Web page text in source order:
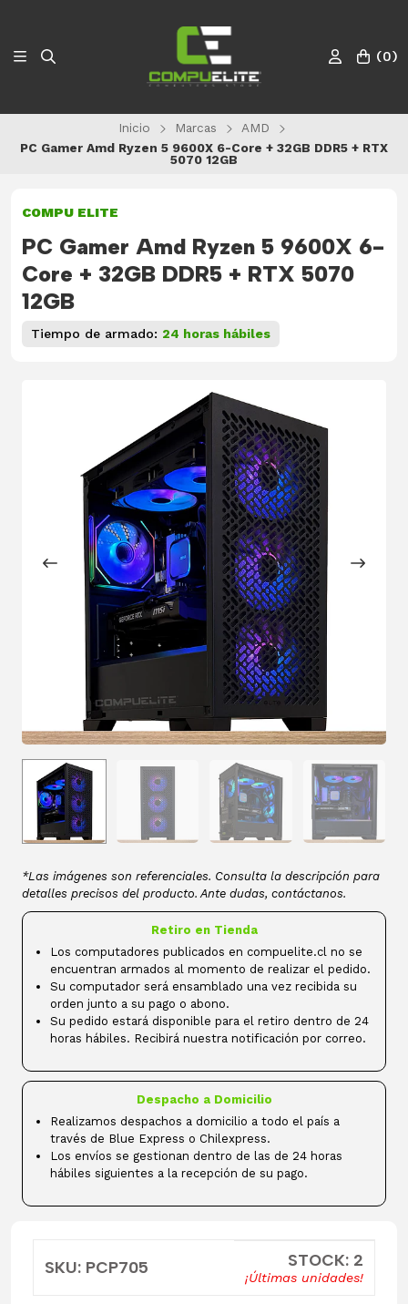
(0)
Inicio Marcas
AMD
PC Gamer Amd Ryzen 5 9600X 6-Core + 32GB DDR5 + RTX
5070 12GB
COMPU ELITE
PC Gamer Amd Ryzen 5 9600X 6-
Core + 32GB DDR5 + RTX 5070
12GB
Tiempo de armado: 24 horas hábiles
*Las imágenes son referenciales. Consulta la descripción para
detalles precisos del producto. Ante dudas, contáctanos.
Retiro en Tienda
Los computadores publicados en compuelite.cl no se
encuentran armados al momento de realizar el pedido.
Su computador será ensamblado una vez recibida su
orden junto a su pago o abono.
Su pedido estará disponible para el retiro dentro de 24
horas hábiles. Recibirá nuestra notificación por correo.
Despacho a Domicilio
Realizamos despachos a domicilio a todo el país a
través de Blue Express o Chilexpress.
Los envíos se gestionan dentro de las de 24 horas
hábiles siguientes a la recepción de su pago.
SKU: PCP705 STOCK: 2
¡Últimas unidades!